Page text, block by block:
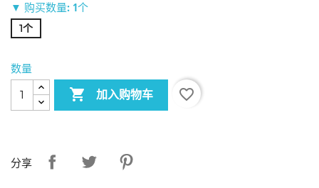
▼ 购买数量: 1个
1个
数量
 加入购物车 favorite_border
分享